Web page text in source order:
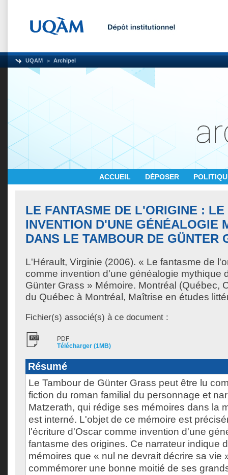
UQAM Archipel
ACCUEIL DÉPOSER
LE FANTASME DE L'ORIGINE : LE
INVENTION D'UNE GÉNÉALOGIE
DANS LE TAMBOUR DE GÜNTER
L'Hérault, Virginie (2006). « Le fantasme de
comme invention d'une généalogie mythique
Günter Grass » Mémoire. Montréal (Québec,
du Québec à Montréal, Maîtrise en études
Fichier(s) associé(s) à ce document :
PDF
Télécharger (1MB)
Résumé
Le Tambour de Günter Grass peut être lu
fiction du roman familial du personnage et
Matzerath, qui rédige ses mémoires dans la
est interné. L'objet de ce mémoire est
l'écriture d'Oscar comme invention d'une
fantasme des origines. Ce narrateur indique
mémoires que « nul ne devrait décrire sa vie
commémorer une bonne moitié de ses